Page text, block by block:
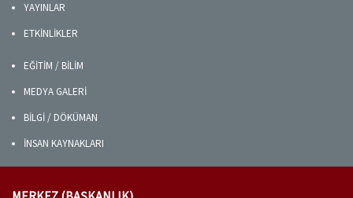
YAYINLAR
ETKİNLİKLER
EĞİTİM / BİLİM
MEDYA GALERİ
BİLGİ / DÖKÜMAN
İNSAN KAYNAKLARI